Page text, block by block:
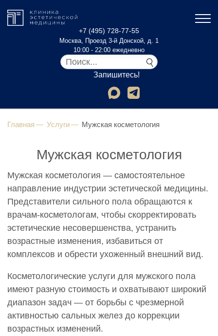
+7 (495) 728-77-55
Москва, Проезд 3-й Донской, д. 1
10:00 - 22:00 ежедневно
Запишитесь!
Главная Услуги Мужская косметология
Мужская косметология
Мужская косметология — самостоятельное
направление индустрии эстетической медицины.
Представители сильного пола обращаются к
врачам-косметологам, чтобы скорректировать
эстетические несовершенства, устранить
возрастные изменения, избавиться от
комплексов и обрести ухоженный внешний вид.
Косметологические услуги для мужского пола
имеют разную стоимость и охватывают широкий
диапазон задач — от борьбы с чрезмерной
активностью сальных желез до коррекции
возрастных изменений.